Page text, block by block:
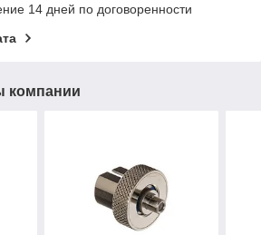
14 дней по договоренности
компании